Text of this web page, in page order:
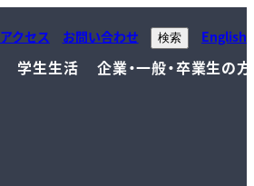
アクセス お問い合わせ 検索 English
学生生活 企業・一般・卒業生の方